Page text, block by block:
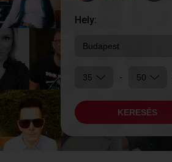
Hely:
-
KERESÉS